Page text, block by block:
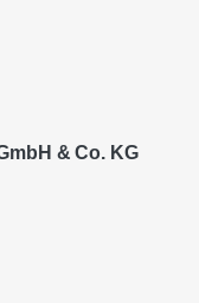
& Co. KG